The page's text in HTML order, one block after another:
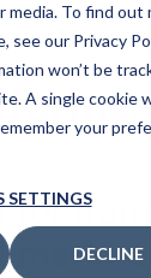
To find out
see our Privacy
won’t be
A single cookie
your
SETTINGS
DECLINE
för